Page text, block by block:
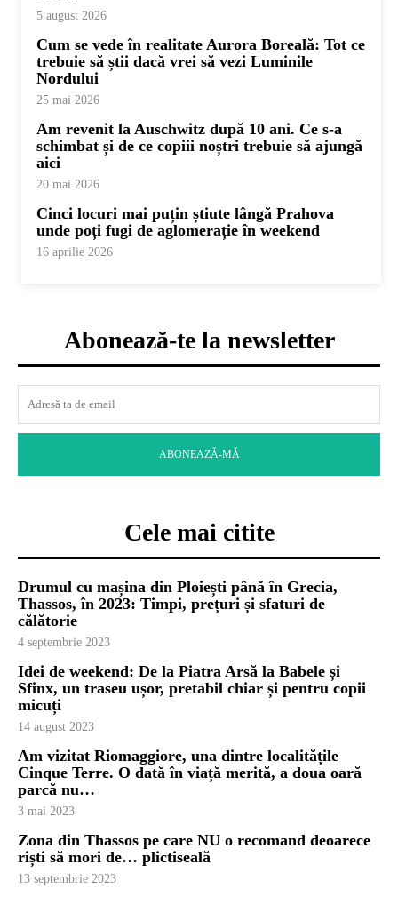
5 august 2026
Cum se vede în realitate Aurora Boreală: Tot ce
trebuie să știi dacă vrei să vezi Luminile
Nordului
25 mai 2026
Am revenit la Auschwitz după 10 ani. Ce s-a
schimbat și de ce copiii noștri trebuie să ajungă
aici
20 mai 2026
Cinci locuri mai puțin știute lângă Prahova
unde poți fugi de aglomerație în weekend
16 aprilie 2026
Abonează-te la newsletter
ABONEAZĂ-MĂ
Cele mai citite
Drumul cu mașina din Ploiești până în Grecia,
Thassos, în 2023: Timpi, prețuri și sfaturi de
călătorie
4 septembrie 2023
Idei de weekend: De la Piatra Arsă la Babele și
Sfinx, un traseu ușor, pretabil chiar și pentru copii
micuți
14 august 2023
Am vizitat Riomaggiore, una dintre localitățile
Cinque Terre. O dată în viață merită, a doua oară
parcă nu…
3 mai 2023
Zona din Thassos pe care NU o recomand deoarece
riști să mori de… plictiseală
13 septembrie 2023